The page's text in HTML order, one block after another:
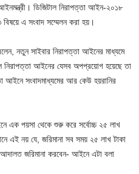
ডিজিটাল নিরাপত্তা আইন-২০১৮
এ সংবাদ সম্মেলন করা হয়।
নতুন সাইবার নিরাপত্তা আইনের মাধ্যমে
নিরাপত্তা আইনের যেসব অপপ্রয়োগ হয়েছে তা
আইনে সংবাদমাধ্যমের আর কেউ হয়রানির
এক পয়সা থেকে শুরু করে সর্বোচ্চ ২৫ লাখ
এই নয় যে, জরিমানা সব সময় ২৫ লাখ টাকা
জরিমানা করবেন- আইনে এটা বলা